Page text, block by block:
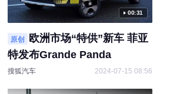
00:31
原创
欧洲市场“特供”新车 菲亚
特发布Grande Panda
搜狐汽车 2024-07-15 08:56